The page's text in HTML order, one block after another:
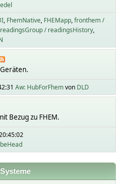
FhemNative FHEMapp fronthem /
readingsGroup / readingsHistory
Aw: HubForFhemvon DLD
Bezug zu FHEM.